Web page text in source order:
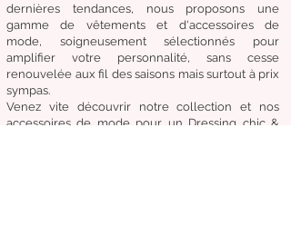
dernières tendances, nous proposons une
gamme de vêtementset d'accessoires de
mode,
soigneusementsélectionnés pour
amplifier votre personnalité, sans cesse
renouvelée aux fil des saisons mais surtout à prix
sympas.
Venez vite découvrirnotre collection et nos
accessoires de mode pour un Dressing chic &